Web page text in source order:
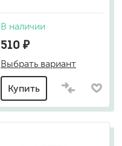
В наличии
510 ₽
Выбрать вариант
Купить